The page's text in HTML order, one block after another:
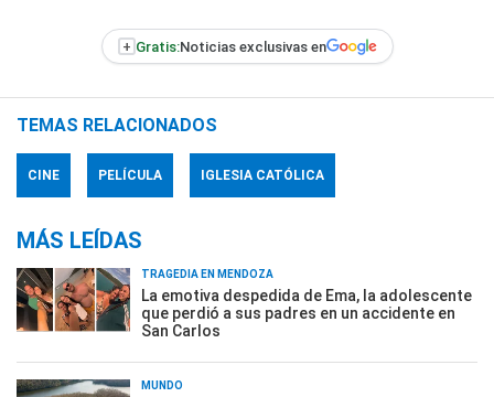
+ Gratis:Noticias exclusivas en
TEMAS RELACIONADOS
CINE PELÍCULA IGLESIA CATÓLICA
MÁS LEÍDAS
TRAGEDIA EN MENDOZA
La emotiva despedida de Ema, la adolescente
que perdió a sus padres en un accidente en
San Carlos
MUNDO